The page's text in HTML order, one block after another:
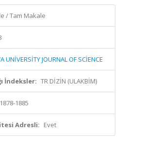
/ Tam Makale
UNİVERSİTY JOURNAL OF SCİENCE
İndeksler: TR DİZİN (ULAKBİM)
1885
Adresli: Evet